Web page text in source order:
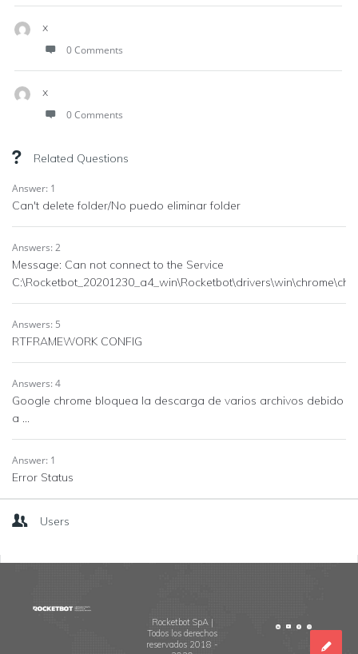
x
0 Comments
x
0 Comments
Related Questions
Answer: 1
Can't delete folder/No puedo eliminar folder
Answers: 2
Message: Can not connect to the Service
Answers: 5
RTFRAMEWORK CONFIG
Answers: 4
Google chrome bloquea la descarga de varios archivos debido
a ...
Answer: 1
Error Status
Users
Footer
Rocketbot SpA |
Todos los derechos
reservados 2018 -